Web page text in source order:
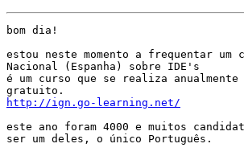
bom dia!
estou neste momento a frequentar
Nacional (Espanha) sobre IDE's
é um curso que se realiza
http://ign.go-learning.net/
este ano foram 4000 e muitos
ser um deles, o único Português.